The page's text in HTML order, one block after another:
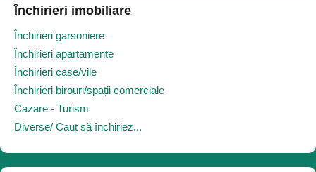
Închirieri imobiliare
Închirieri garsoniere
Închirieri apartamente
Închirieri case/vile
Închirieri birouri/spații comerciale
Cazare - Turism
Diverse/ Caut să închiriez...